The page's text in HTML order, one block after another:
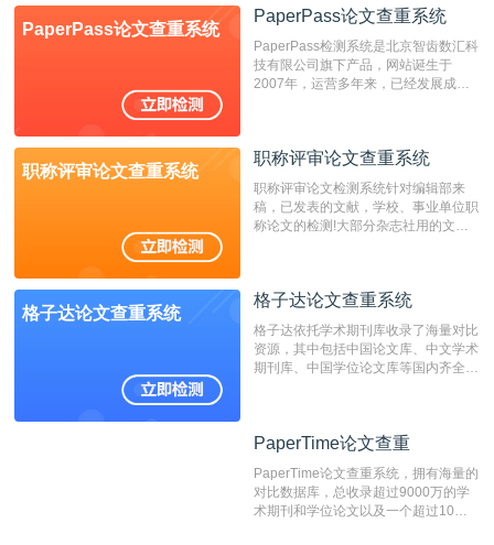
检测系统，其真实性和权威性无可厚
非。其次，相对于知网而言，万方检测
费用少，上手容易，是学生初次论文查
重的推荐系统。
PaperPass论文查重系统
PaperPass论文查重系统
PaperPass检测系统是北京智齿数汇科
技有限公司旗下产品，网站诞生于
2007年，运营多年来，已经发展成为
检测速度快、精度高，市场反映良好。
职称评审论文查重系统
职称评审论文查重系统
职称评审论文检测系统针对编辑部来
稿，已发表的文献，学校、事业单位职
称论文的检测!大部分杂志社用的文献
编辑部检测来稿和已发表的文献,检测
测时注意填写第一作者,才能排除已发
表文献复制比。（限制字符数1万）
格子达论文查重系统
格子达论文查重系统
格子达依托学术期刊库收录了海量对比
资源，其中包括中国论文库、中文学术
期刊库、中国学位论文库等国内齐全的
系统，可检测中文、英文两种语言的论
PaperTime论文查重
PaperTime论文查重系统，拥有海量的
对比数据库，总收录超过9000万的学
术期刊和学位论文以及一个超过10亿